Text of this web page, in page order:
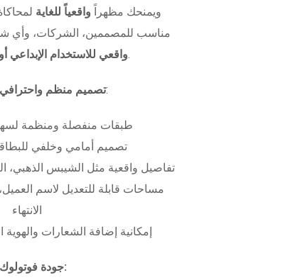
ويمنحك مظهراً واقعياً للغاية
مناسب للمصممين، الشركات، وأي
واقعي للاستخدام الإبداعي.
تصميم منظميتضمن الملف:
طبقات منفصلة ومنظمة
تصميم أمامي وخلفي
تفاصيل واقعية مثل الشيبس الذهبي،
مساحات قابلة للتعديل لاسم
الانتهاء
إمكانية إضافة الشعارات
جودة فوتولوك عالية: